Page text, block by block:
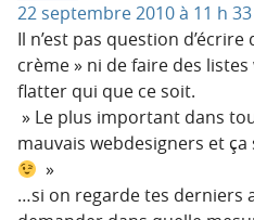
22 septembre 2010 à 11 h
Il n’est pas question
crème » ni de faire des
flatter qui que ce soit.
» Le plus important dans
mauvais webdesigners et
»
…si on regarde tes derniers